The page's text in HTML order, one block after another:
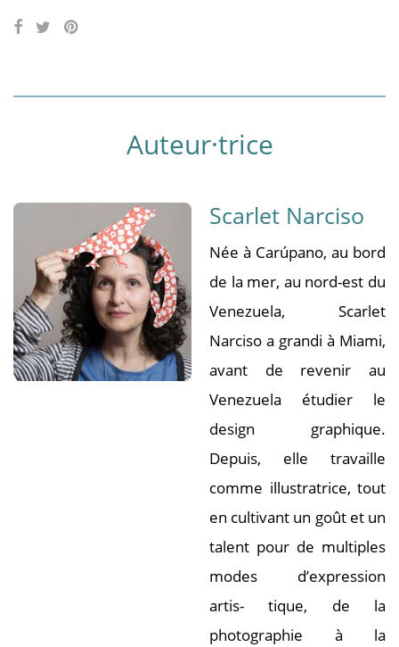
Auteur·trice
Scarlet Narciso
Née à Carúpano, au bord
de la mer, au nord-est du
Venezuela, Scarlet
Narciso a grandi à Miami,
avant de revenir au
Venezuela étudier le
design graphique.
Depuis, elle travaille
comme illustratrice, tout
en cultivant un goût et un
talent pour de multiples
modes d’expression
artis- tique, de la
photographie à la